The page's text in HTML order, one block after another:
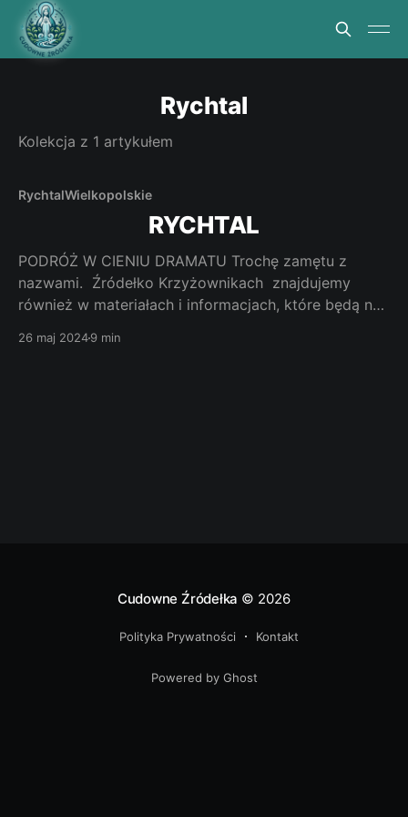
Rychtal
Kolekcja z 1 artykułem
RychtalWielkopolskie
RYCHTAL
PODRÓŻ W CIENIU DRAMATU Trochę zamętu z
nazwami. Źródełko Krzyżownikach znajdujemy
również w materiałach i informacjach, które będą nas
do wioski o nazwie Zgorzelec (tam opisy mówią o
26 maj 20249 min
Cudowne Źródełka © 2026
Polityka Prywatności Kontakt
Powered by Ghost